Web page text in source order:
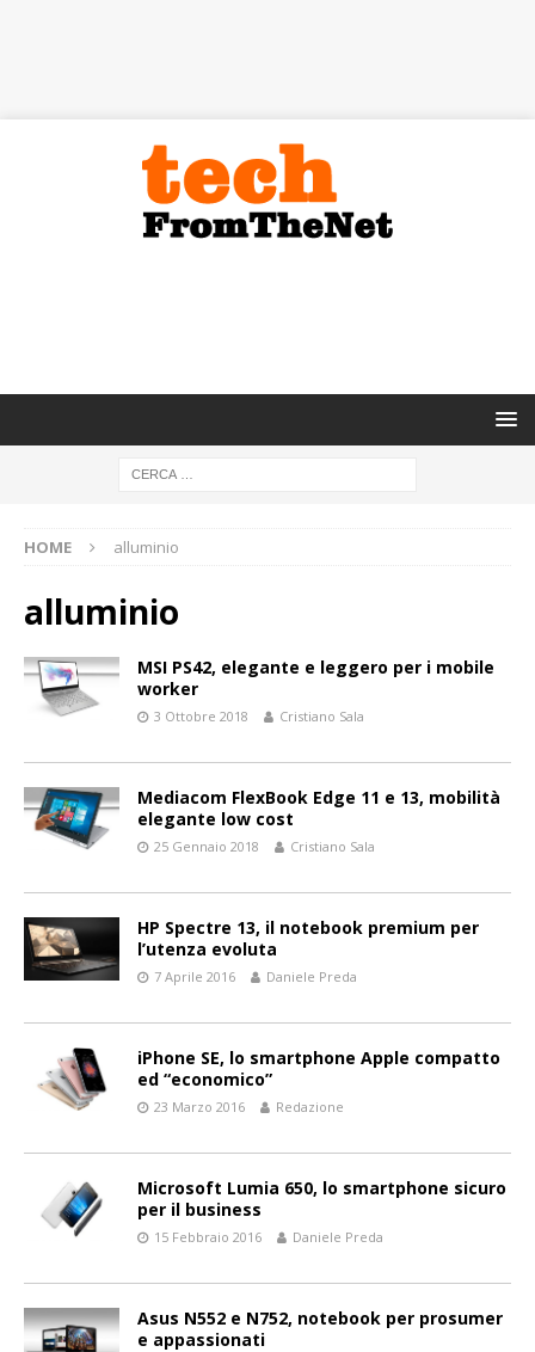
HOME alluminio
alluminio
MSI PS42, elegante e leggero per i mobile
worker
3 Ottobre 2018 Cristiano Sala
Mediacom FlexBook Edge 11 e 13, mobilità
elegante low cost
25 Gennaio 2018 Cristiano Sala
HP Spectre 13, il notebook premium per
l’utenza evoluta
7 Aprile 2016 Daniele Preda
iPhone SE, lo smartphone Apple compatto
ed “economico”
23 Marzo 2016 Redazione
Microsoft Lumia 650, lo smartphone sicuro
per il business
15 Febbraio 2016 Daniele Preda
Asus N552 e N752, notebook per prosumer
e appassionati